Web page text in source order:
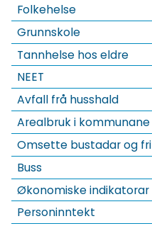
Folkehelse
Grunnskole
Tannhelse hos eldre
NEET
Avfall frå husshald
Arealbruk i kommunane
Omsette bustadar og
Buss
Økonomiske indikatorar
Personinntekt